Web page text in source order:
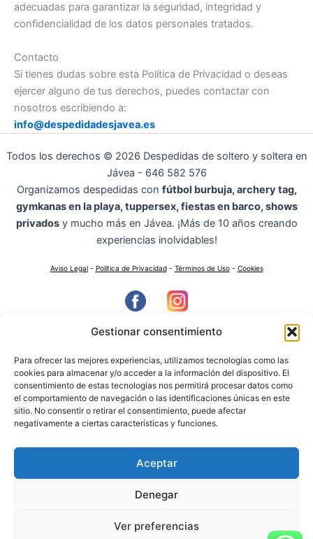
Gestionar consentimiento
Para ofrecer las mejores experiencias, utilizamos tecnologías como las
cookies para almacenar y/o acceder a la información del dispositivo. El
consentimiento de estas tecnologías nos permitirá procesar datos como
el comportamiento de navegación o las identificaciones únicas en este
sitio. No consentir o retirar el consentimiento, puede afectar
negativamente a ciertas características y funciones.
Aceptar
Denegar
Ver preferencias
adecuadas para garantizar la seguridad, integridad y
confidencialidad de los datos personales tratados.
Contacto
Si tienes dudas sobre esta Política de Privacidad o deseas
ejercer alguno de tus derechos, puedes contactar con
nosotros escribiendo a:
info@despedidadesjavea.es
Todos los derechos © 2026 Despedidas de soltero y soltera en
Jávea - 646 582 576
Organizamos despedidas con fútbol burbuja, archery tag,
gymkanas en la playa, tuppersex, fiestas en barco, shows
privadosy mucho más en Jávea. ¡Más de 10 años creando
experiencias inolvidables!
Aviso Legal- Política de Privacidad- Términos de Uso- Cookies
-- COLABORADORES --